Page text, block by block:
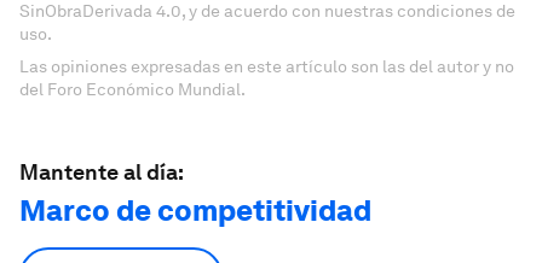
SinObraDerivada 4.0, y de acuerdo con nuestras condiciones de
uso.
Las opiniones expresadas en este artículo son las del autor y no
del Foro Económico Mundial.
Mantente al día:
Marco de competitividad